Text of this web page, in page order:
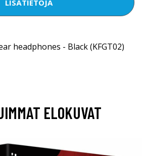
LISÄTIETOJA
headphones - Black (KFGT02)
ELOKUVAT